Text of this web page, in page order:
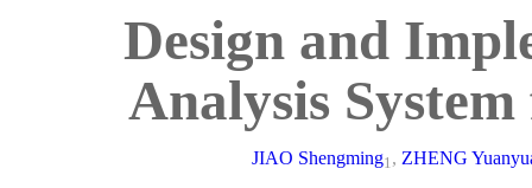
Design and
Analysis
JIAO Shengming1, ZHENG